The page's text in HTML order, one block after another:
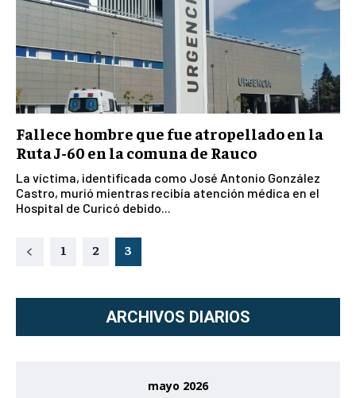
Fallece hombre que fue atropellado en la
Ruta J-60 en la comuna de Rauco
La víctima, identificada como José Antonio González
Castro, murió mientras recibía atención médica en el
Hospital de Curicó debido...
1 2 3
ARCHIVOS DIARIOS
mayo 2026